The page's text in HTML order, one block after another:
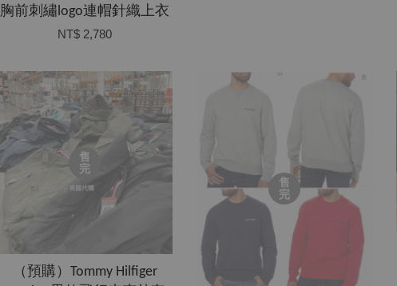
胸前刺繡logo連帽針織上衣
NT$ 2,780
售
完
（預購）Tommy Hilfiger
售
完